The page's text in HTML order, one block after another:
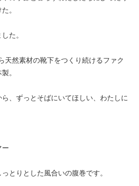
。
た。
天然素材の靴下をつくり続けるファク
。
、ずっとそばにいてほしい、わたしに
ー
とりとした風合いの腹巻です。